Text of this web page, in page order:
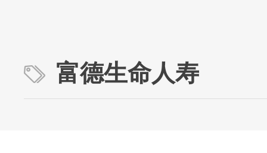
富德生命人寿